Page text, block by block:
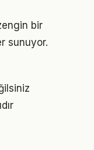
bir
sunuyor.